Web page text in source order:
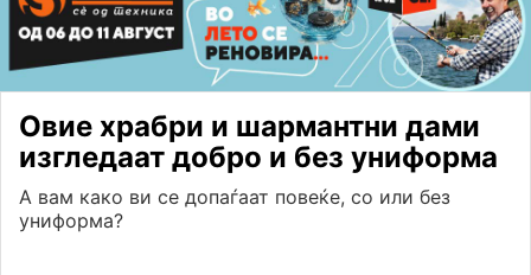
Овие храбри и шармантни дами
изгледаат добро и без униформа
А вам како ви се допаѓаат повеќе, со или без
униформа?